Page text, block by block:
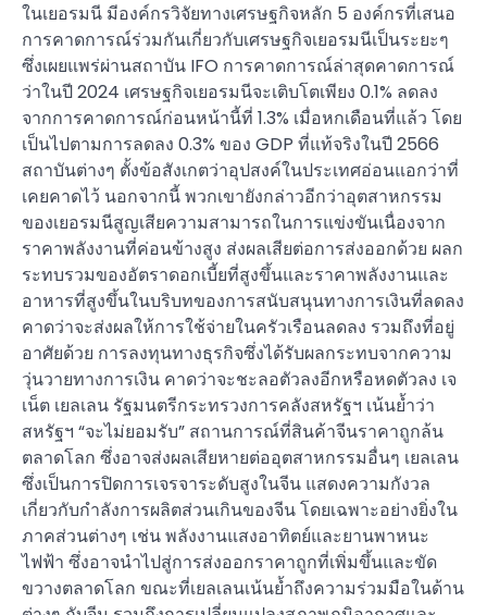
ในเยอรมนี มีองค์กรวิจัยทางเศรษฐกิจหลัก 5 องค์กรที่เสนอ
การคาดการณ์ร่วมกันเกี่ยวกับเศรษฐกิจเยอรมนีเป็นระยะๆ
ซึ่งเผยแพร่ผ่านสถาบัน IFO การคาดการณ์ล่าสุดคาดการณ์
ว่าในปี 2024 เศรษฐกิจเยอรมนีจะเติบโตเพียง 0.1% ลดลง
จากการคาดการณ์ก่อนหน้านี้ที่ 1.3% เมื่อหกเดือนที่แล้ว โดย
เป็นไปตามการลดลง 0.3% ของ GDP ที่แท้จริงในปี 2566
สถาบันต่างๆ ตั้งข้อสังเกตว่าอุปสงค์ในประเทศอ่อนแอกว่าที่
เคยคาดไว้ นอกจากนี้ พวกเขายังกล่าวอีกว่าอุตสาหกรรม
ของเยอรมนีสูญเสียความสามารถในการแข่งขันเนื่องจาก
ราคาพลังงานที่ค่อนข้างสูง ส่งผลเสียต่อการส่งออกด้วย ผลก
ระทบรวมของอัตราดอกเบี้ยที่สูงขึ้นและราคาพลังงานและ
อาหารที่สูงขึ้นในบริบทของการสนับสนุนทางการเงินที่ลดลง
คาดว่าจะส่งผลให้การใช้จ่ายในครัวเรือนลดลง รวมถึงที่อยู่
อาศัยด้วย การลงทุนทางธุรกิจซึ่งได้รับผลกระทบจากความ
วุ่นวายทางการเงิน คาดว่าจะชะลอตัวลงอีกหรือหดตัวลง เจ
เน็ต เยลเลน รัฐมนตรีกระทรวงการคลังสหรัฐฯ เน้นย้ำว่า
สหรัฐฯ “จะไม่ยอมรับ” สถานการณ์ที่สินค้าจีนราคาถูกล้น
ตลาดโลก ซึ่งอาจส่งผลเสียหายต่ออุตสาหกรรมอื่นๆ เยลเลน
ซึ่งเป็นการปิดการเจรจาระดับสูงในจีน แสดงความกังวล
เกี่ยวกับกำลังการผลิตส่วนเกินของจีน โดยเฉพาะอย่างยิ่งใน
ภาคส่วนต่างๆ เช่น พลังงานแสงอาทิตย์และยานพาหนะ
ไฟฟ้า ซึ่งอาจนำไปสู่การส่งออกราคาถูกที่เพิ่มขึ้นและขัด
ขวางตลาดโลก ขณะที่เยลเลนเน้นย้ำถึงความร่วมมือในด้าน